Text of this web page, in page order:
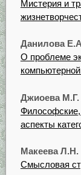
Мистерия и
Данилова
О проблеме
Джиоева М.Г.
Философские,
аспекты
Макеева Л.Н.
Смысловая